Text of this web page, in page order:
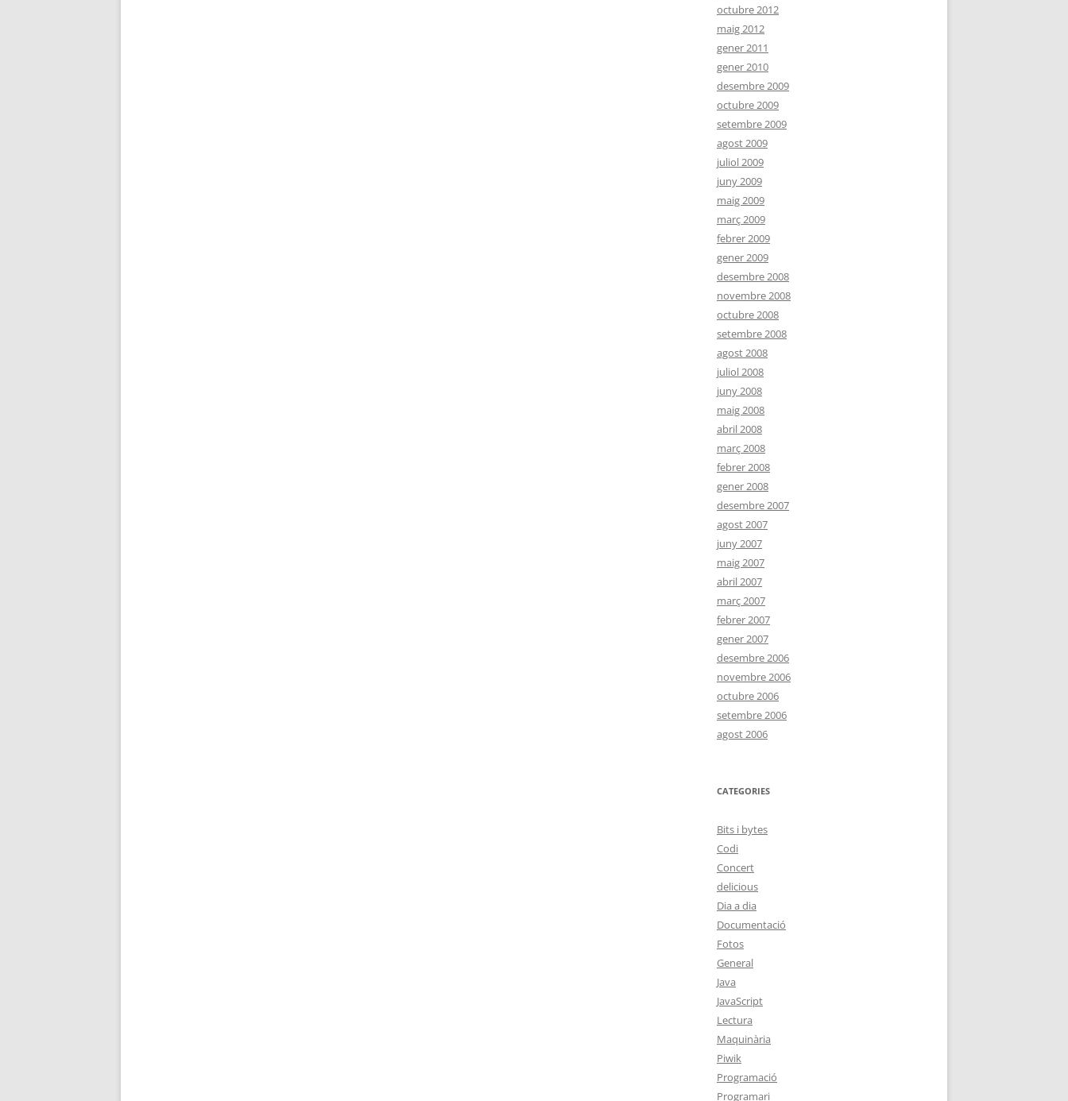
octubre 2012
maig 2012
gener 2011
gener 2010
desembre 2009
octubre 2009
setembre 2009
agost 2009
juliol 2009
juny 2009
maig 2009
març 2009
febrer 2009
gener 2009
desembre 2008
novembre 2008
octubre 2008
setembre 2008
agost 2008
juliol 2008
juny 2008
maig 2008
abril 2008
març 2008
febrer 2008
gener 2008
desembre 2007
agost 2007
juny 2007
maig 2007
abril 2007
març 2007
febrer 2007
gener 2007
desembre 2006
novembre 2006
octubre 2006
setembre 2006
agost 2006
CATEGORIES
Bits i bytes
Codi
Concert
delicious
Dia a dia
Documentació
Fotos
General
Java
JavaScript
Lectura
Maquinària
Piwik
Programació
Programari